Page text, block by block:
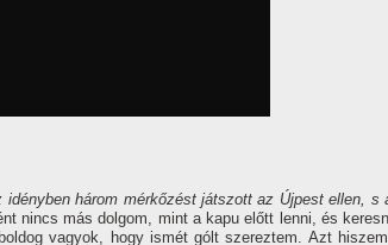
idényben három mérkőzést játszott az Újpest ellen, s
nincs más dolgom, mint a kapu előtt lenni, és
vagyok, hogy ismét gólt szereztem. Azt